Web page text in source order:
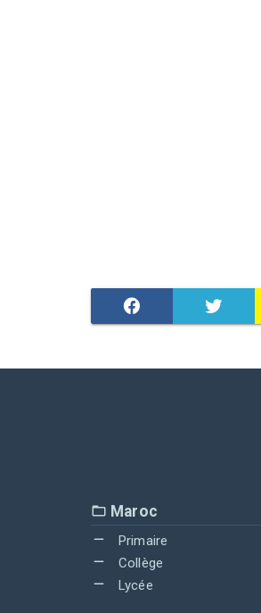
Maroc
Primaire
Collège
Lycée